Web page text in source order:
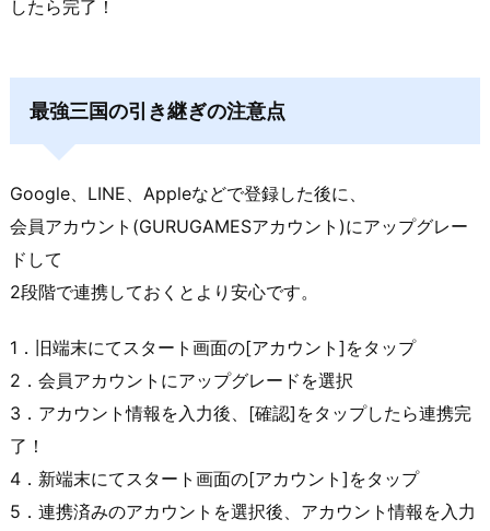
したら完了！
最強三国の引き継ぎの注意点
Google、LINE、Appleなどで登録した後に、
会員アカウント(GURUGAMESアカウント)にアップグレー
ドして
2段階で連携しておくとより安心です。
1．旧端末にてスタート画面の[アカウント]をタップ
2．会員アカウントにアップグレードを選択
3．アカウント情報を入力後、[確認]をタップしたら連携完
了！
4．新端末にてスタート画面の[アカウント]をタップ
5．連携済みのアカウントを選択後、アカウント情報を入力